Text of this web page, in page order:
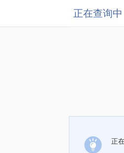
正在查询中
正